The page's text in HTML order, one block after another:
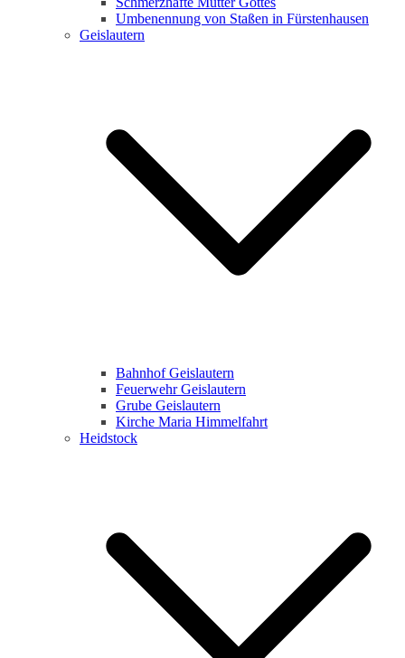
Umbenennung von Staßen in Fürstenhausen
Geislautern
Bahnhof Geislautern
Feuerwehr Geislautern
Grube Geislautern
Kirche Maria Himmelfahrt
Heidstock